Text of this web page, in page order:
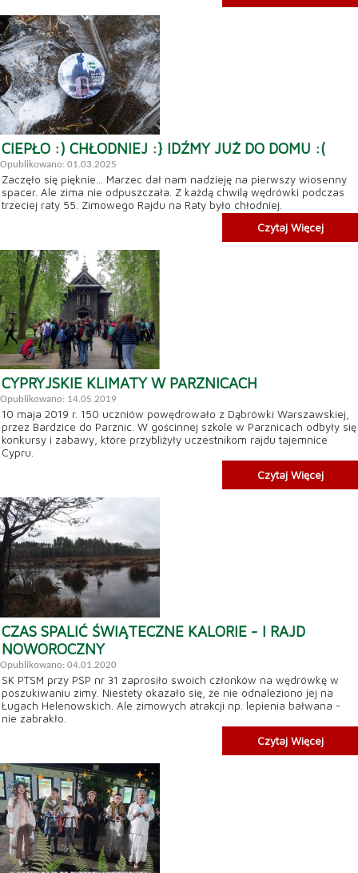
CIEPŁO :) CHŁODNIEJ :} IDŹMY JUŻ DO DOMU :(
Opublikowano: 01.03.2025
Zaczęło się pięknie... Marzec dał nam nadzieję na pierwszy wiosenny
spacer. Ale zima nie odpuszczała. Z każdą chwilą wędrówki podczas
trzeciej raty 55. Zimowego Rajdu na Raty było chłodniej.
Czytaj Więcej
CYPRYJSKIE KLIMATY W PARZNICACH
Opublikowano: 14.05.2019
10 maja 2019 r. 150 uczniów powędrowało z Dąbrówki Warszawskiej,
przez Bardzice do Parznic. W gościnnej szkole w Parznicach odbyły się
konkursy i zabawy, które przybliżyły uczestnikom rajdu tajemnice
Cypru.
Czytaj Więcej
CZAS SPALIĆ ŚWIĄTECZNE KALORIE - I RAJD
NOWOROCZNY
Opublikowano: 04.01.2020
SK PTSM przy PSP nr 31 zaprosiło swoich członków na wędrówkę w
poszukiwaniu zimy. Niestety okazało się, że nie odnaleziono jej na
Ługach Helenowskich. Ale zimowych atrakcji np. lepienia bałwana -
nie zabrakło.
Czytaj Więcej